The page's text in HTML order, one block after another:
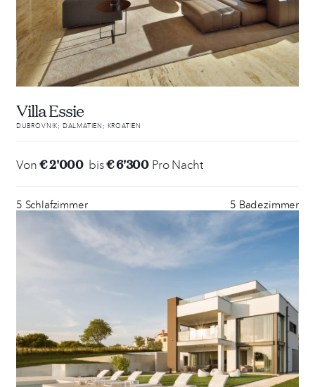
Villa Essie
DUBROVNIK; DALMATIEN; KROATIEN
Von€ 2'000 bis€ 6'300 Pro Nacht
5 Schlafzimmer 5 Badezimmer